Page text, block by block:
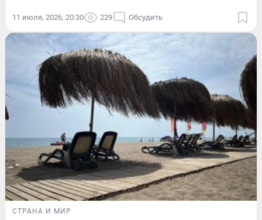
11 июля, 2026, 20:30 229 Обсудить
СТРАНА И МИР